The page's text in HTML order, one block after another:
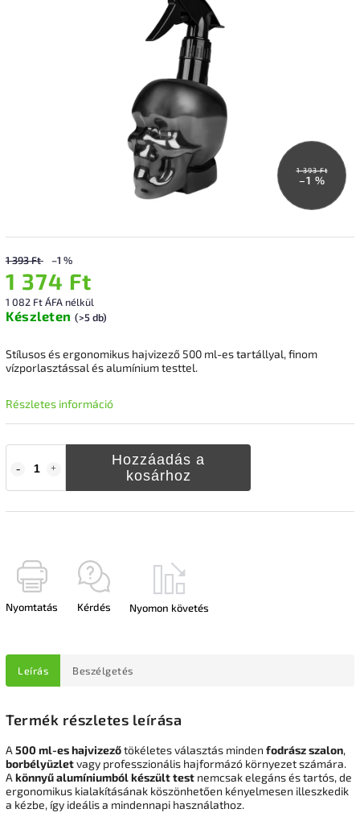
1 393 Ft
–1 %
1 393 Ft –1 %
1 374 Ft
1 082 Ft ÁFA nélkül
Készleten (>5 db)
Hozzáadás a
kosárhoz
Stílusos és ergonomikus hajvizező 500 ml-es tartállyal, finom
vízporlasztással és alumínium testtel.
Részletes információ
Nyomtatás Kérdés Nyomon követés
Leírás Beszélgetés
Termék részletes leírása
A 500 ml-es hajvizezőtökéletes választás minden fodrász szalon,
borbélyüzletvagy professzionális hajformázó környezet számára.
A könnyű alumíniumból készült test nemcsak elegáns és tartós, de
ergonomikus kialakításának köszönhetően kényelmesen illeszkedik
a kézbe, így ideális a mindennapi használathoz.